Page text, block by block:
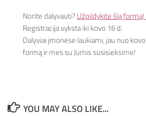
Norite dalyvauti? Užpildykite šią formą!
Registracija vyksta iki kovo 16 d.
Dalyviai įmonėse laukiami, jau nuo
formą ir mes su Jumis susisieksime!
YOU MAY ALSO LIKE...